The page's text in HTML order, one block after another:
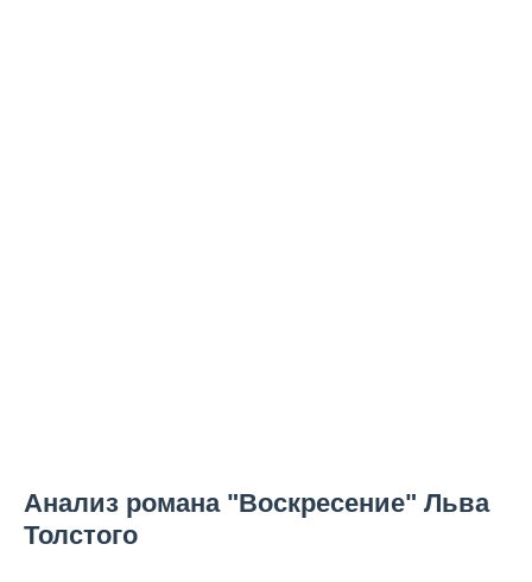
Анализ романа "Воскресение" Льва
Толстого